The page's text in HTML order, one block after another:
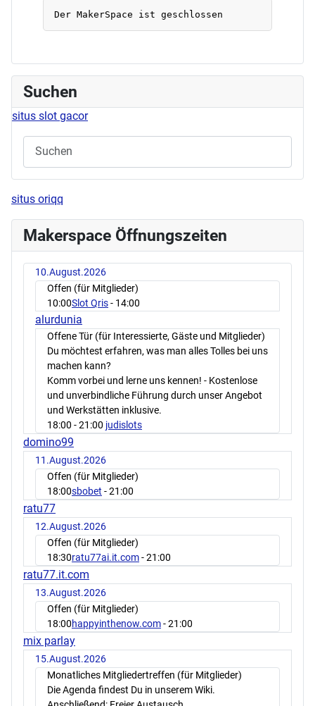
Suchen
situs slot gacor
situs oriqq
Makerspace Öffnungszeiten
10.August.2026
Offen (für Mitglieder)
10:00Slot Qris- 14:00
alurdunia
Offene Tür (für Interessierte, Gäste und Mitglieder)
Du möchtest erfahren, was man alles Tolles bei uns
machen kann?
Komm vorbei und lerne uns kennen! - Kostenlose
und unverbindliche Führung durch unser Angebot
und Werkstätten inklusive.
18:00 - 21:00 judislots
domino99
11.August.2026
Offen (für Mitglieder)
18:00sbobet - 21:00
ratu77
12.August.2026
Offen (für Mitglieder)
18:30ratu77ai.it.com- 21:00
ratu77.it.com
13.August.2026
Offen (für Mitglieder)
18:00happyinthenow.com- 21:00
mix parlay
15.August.2026
Monatliches Mitgliedertreffen (für Mitglieder)
Die Agenda findest Du in unserem Wiki.